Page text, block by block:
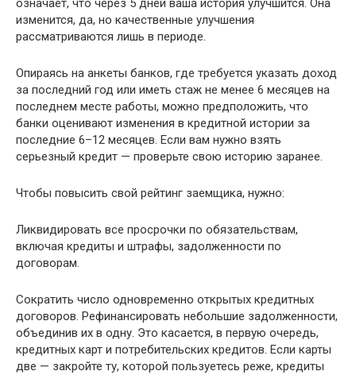
означает, что через 5 дней ваша история улучшится. Она
изменится, да, но качественные улучшения
рассматриваются лишь в периоде.
Опираясь на анкеты банков, где требуется указать доход
за последний год или иметь стаж не менее 6 месяцев на
последнем месте работы, можно предположить, что
банки оценивают изменения в кредитной истории за
последние 6–12 месяцев. Если вам нужно взять
серьезный кредит — проверьте свою историю заранее.
Чтобы повысить свой рейтинг заемщика, нужно:
Ликвидировать все просрочки по обязательствам,
включая кредиты и штрафы, задолженности по
договорам.
Сократить число одновременно открытых кредитных
договоров. Рефинансировать небольшие задолженности,
объединив их в одну. Это касается, в первую очередь,
кредитных карт и потребительских кредитов. Если карты
две — закройте ту, которой пользуетесь реже, кредиты